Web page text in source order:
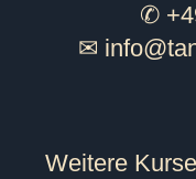
✆
✉
Weitere